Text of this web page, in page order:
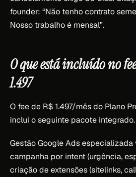
founder: “Não tenho contrato
Nosso trabalho é mensal”.
O que está incluído no
1.497
O fee de R$ 1.497/mês do Plano
inclui o seguinte pacote integrado.
Gestão Google Ads
campanha por intent (urgência,
criação de extensões (sitelinks,